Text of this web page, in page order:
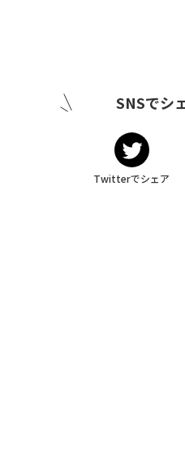
SNSでシ
Twitterでシェア